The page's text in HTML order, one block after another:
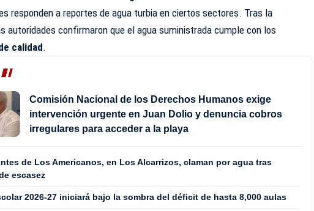
responden a reportes de agua turbia en ciertos sectores. Tras la
autoridades confirmaron que el agua suministrada cumple con los
calidad.
Comisión Nacional de los Derechos Humanos exige
intervención urgente en Juan Dolio y denuncia cobros
irregulares para acceder a la playa
de Los Americanos, en Los Alcarrizos, claman por agua tras
escasez
2026-27 iniciará bajo la sombra del déficit de hasta 8,000 aulas